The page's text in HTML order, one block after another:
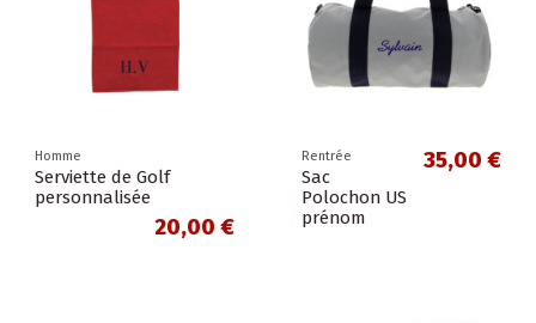
Homme
Serviette de Golf
personnalisée
20,00 €
Rentrée
Sac
Polochon US
prénom
35,00 €